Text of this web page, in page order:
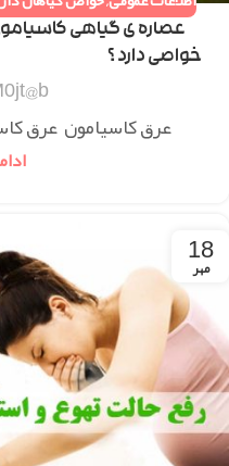
عصاره ی گیاهی
خواصی دارد ؟
عرق کاسیامون عرق
18
مهر